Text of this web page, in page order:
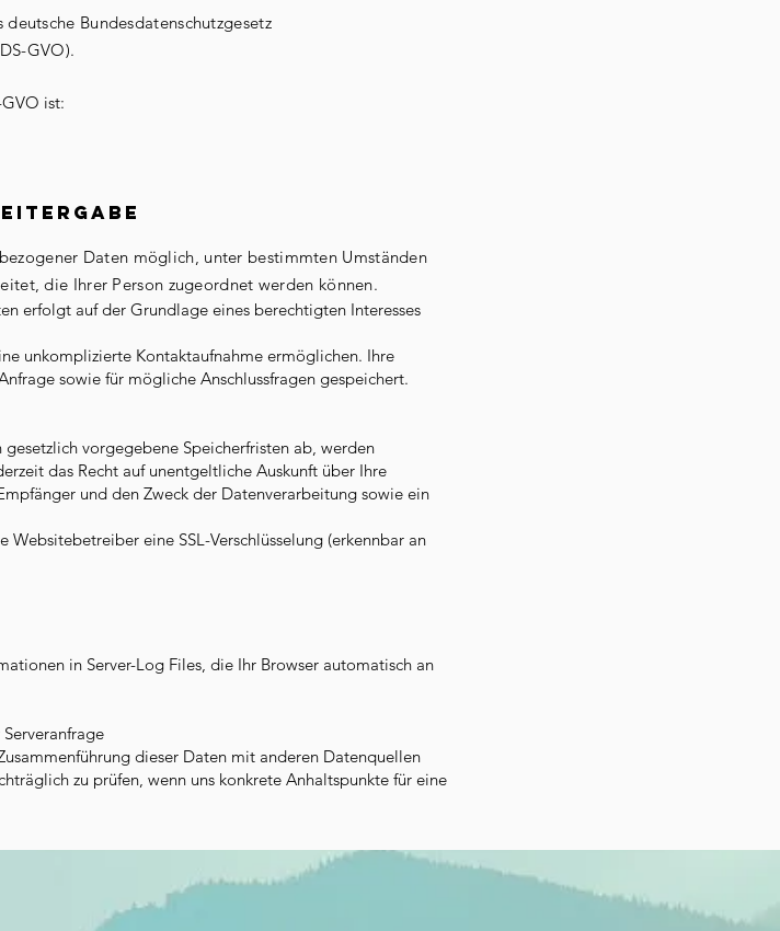
Bundesdatenschutzgesetz
GVO).
ist:
Daten möglich, unter bestimmten Umständen
die Ihrer Person zugeordnet werden können.
erfolgt auf der Grundlage eines berechtigten Interesses
unkomplizierte Kontaktaufnahme ermöglichen. Ihre
sowie für mögliche Anschlussfragen gespeichert.
vorgegebene Speicherfristen ab, werden
das Recht auf unentgeltliche Auskunft über Ihre
und den Zweck der Datenverarbeitung sowie ein
eine SSL-Verschlüsselung (erkennbar an
in Server-Log Files, die Ihr Browser automatisch an
dieser Daten mit anderen Datenquellen
zu prüfen, wenn uns konkrete Anhaltspunkte für eine